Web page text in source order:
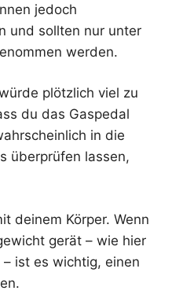
jedoch
und sollten nur unter
werden.
plötzlich viel zu
du das Gaspedal
in die
überprüfen lassen,
deinem Körper. Wenn
gerät – wie hier
ist es wichtig, einen